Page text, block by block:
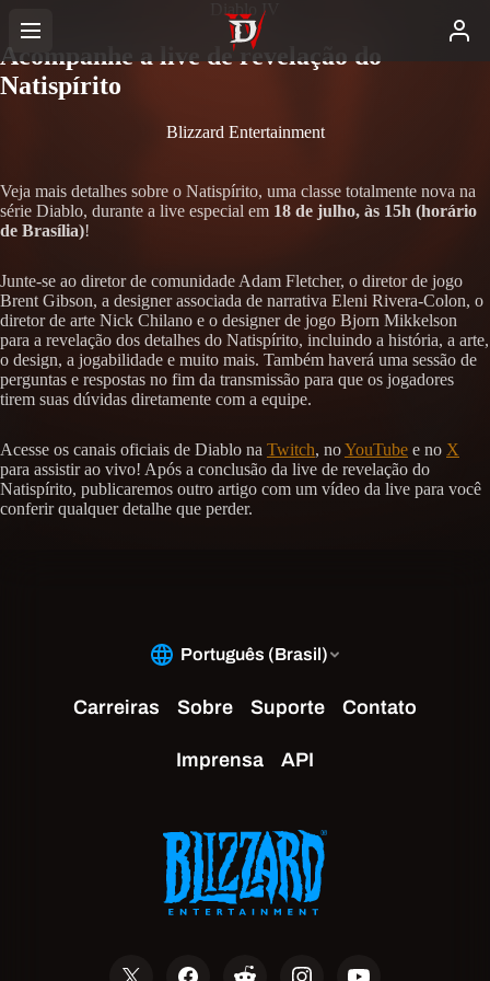
Diablo IV
Acompanhe a live de revelação do
Natispírito
Blizzard Entertainment
Veja mais detalhes sobre o Natispírito, uma classe totalmente nova na
série Diablo, durante a live especial em 18 de julho, às 15h (horário
de Brasília)!
Junte-se ao diretor de comunidade Adam Fletcher, o diretor de jogo
Brent Gibson, a designer associada de narrativa Eleni Rivera-Colon, o
diretor de arte Nick Chilano e o designer de jogo Bjorn Mikkelson
para a revelação dos detalhes do Natispírito, incluindo a história, a arte,
o design, a jogabilidade e muito mais. Também haverá uma sessão de
perguntas e respostas no fim da transmissão para que os jogadores
tirem suas dúvidas diretamente com a equipe.
Acesse os canais oficiais de Diablo na Twitch, noYouTube e no X
para assistir ao vivo! Após a conclusão da live de revelação do
Natispírito, publicaremos outro artigo com um vídeo da live para você
conferir qualquer detalhe que perder.